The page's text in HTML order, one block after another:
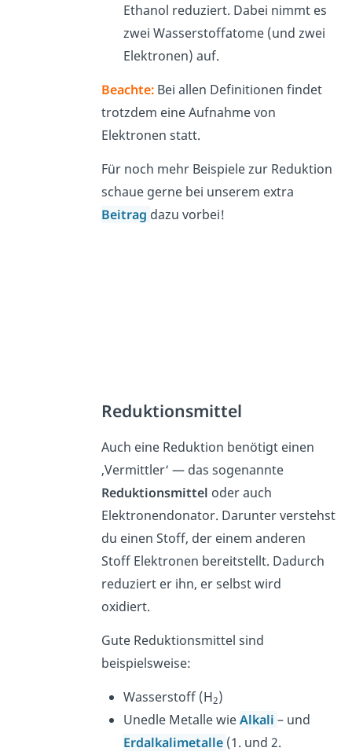
Ethanol reduziert. Dabei nimmt es
zwei Wasserstoffatome (und zwei
Elektronen) auf.
Beachte: Bei allen Definitionen findet
trotzdem eine Aufnahme von
Elektronen statt.
Für noch mehr Beispiele zur Reduktion
schaue gerne bei unserem extra
Beitrag dazu vorbei!
Reduktionsmittel
Auch eine Reduktion benötigt einen
‚Vermittler‘ — das sogenannte
Reduktionsmittel oder auch
Elektronendonator. Darunter verstehst
du einen Stoff, der einem anderen
Stoff Elektronen bereitstellt. Dadurch
reduziert er ihn, er selbst wird
oxidiert.
Gute Reduktionsmittel sind
beispielsweise:
Wasserstoff (H2)
Unedle Metalle wieAlkali– und
Erdalkalimetalle (1. und 2.